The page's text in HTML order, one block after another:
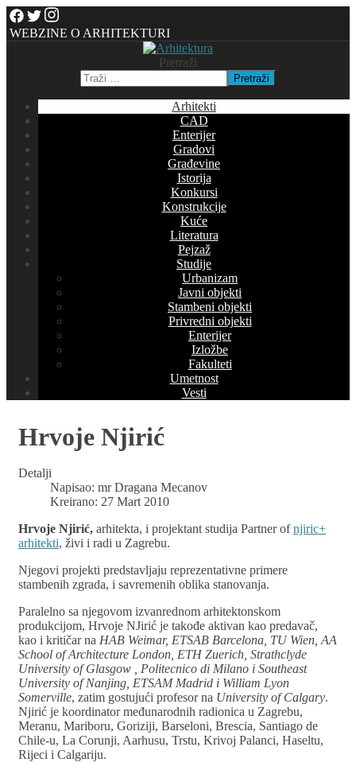
WEBZINE O ARHITEKTURI
Pretraži
Pretraži
Arhitekti
CAD
Enterijer
Gradovi
Građevine
Istorija
Konkursi
Konstrukcije
Kuće
Literatura
Pejzaž
Studije
Urbanizam
Javni objekti
Stambeni objekti
Privredni objekti
Enterijer
Izložbe
Fakulteti
Umetnost
Vesti
Hrvoje Njirić
Detalji
Napisao: mr Dragana Mecanov
Kreirano: 27 Mart 2010
Hrvoje Njirić, arhitekta, i projektant studija Partner ofnjiric+
arhitekti, živi i radi u Zagrebu.
Njegovi projekti predstavljaju reprezentativne primere
stambenih zgrada, i savremenih oblika stanovanja.
Paralelno sa njegovom izvanrednom arhitektonskom
produkcijom, Hrvoje NJirić je takođe aktivan kao predavač,
kao i kritičar na HAB Weimar, ETSAB Barcelona, TU Wien, AA
School of Architecture London, ETH Zuerich, Strathclyde
University of Glasgow , Politecnico di Milano i Southeast
University of Nanjing, ETSAM Madrid i William Lyon
Somerville, zatim gostujući profesor na University of Calgary.
Njirić je koordinator međunarodnih radionica u Zagrebu,
Meranu, Mariboru, Goriziji, Barseloni, Brescia, Santiago de
Chile-u, La Corunji, Aarhusu, Trstu, Krivoj Palanci, Haseltu,
Rijeci i Calgariju.